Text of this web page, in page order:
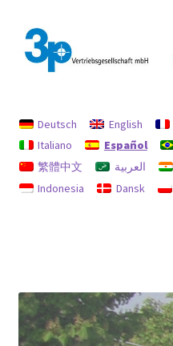
la
navegación
al
contenido
Máquinas usadas
Mi cuenta
Deutsch English
Italiano
Español
繁體中文
العربية
Indonesia
Dansk